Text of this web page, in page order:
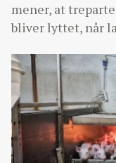
mener, at
bliver lyttet, når